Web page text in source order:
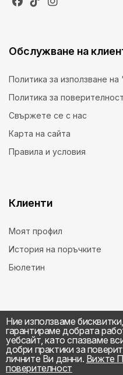
Ние използваме
гарантираме добрата
уебсайт, като спазваме
добри практики за
личните Ви данни. Вижте
поверителност
Обслужване на
Политика за използване на
Политика за поверителност
Свържете се с нас
Карта на сайта
Правила и условия
Клиенти
Моят профил
История на поръчките
Бюлетин